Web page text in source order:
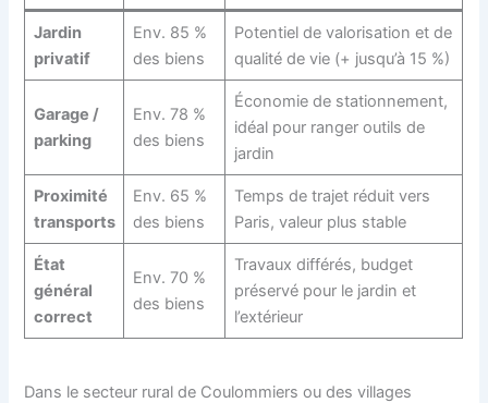
Jardin
privatif
Env. 85 %
des biens
Potentiel de valorisation et de
qualité de vie (+ jusqu’à 15 %)
Garage /
parking
Env. 78 %
des biens
Économie de stationnement,
idéal pour ranger outils de
jardin
Proximité
transports
Env. 65 %
des biens
Temps de trajet réduit vers
Paris, valeur plus stable
État
général
correct
Env. 70 %
des biens
Travaux différés, budget
préservé pour le jardin et
l’extérieur
Dans le secteur rural de Coulommiers ou des villages